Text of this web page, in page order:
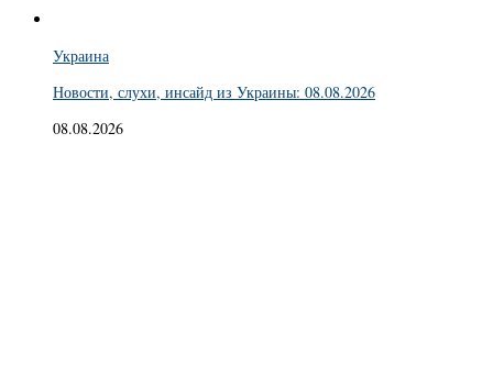
Украина
Новости, слухи, инсайд из Украины: 08.08.2026
08.08.2026